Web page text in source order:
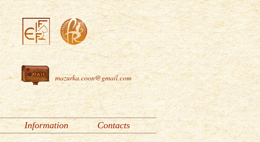
mazurka.coon@gmail.com
Information Contacts